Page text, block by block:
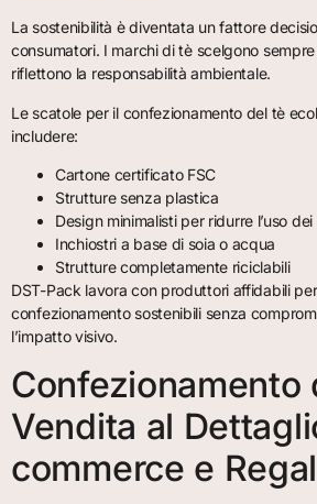
La sostenibilità è diventata un fattore
consumatori. I marchi di tè scelgono
riflettono la responsabilità ambientale.
Le scatole per il confezionamento del tè
includere:
Cartone certificato FSC
Strutture senza plastica
Design minimalisti per ridurre l’uso
Inchiostri a base di soia o acqua
Strutture completamente riciclabili
DST-Pack lavora con produttori affidabili
confezionamento sostenibili senza
l’impatto visivo.
Confezionamento
Vendita al
commerce e